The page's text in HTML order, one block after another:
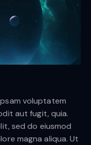
voluptatem
aut fugit, quia.
sed do eiusmod
magna aliqua. Ut